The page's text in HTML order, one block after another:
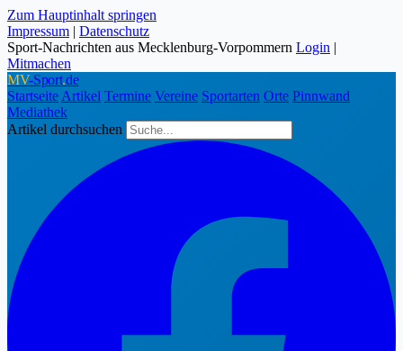
Zum Hauptinhalt springen
Impressum | Datenschutz
Sport-Nachrichten aus Mecklenburg-Vorpommern Login |
Mitmachen
MV-Sport.de
Startseite Artikel Termine Vereine Sportarten Orte Pinnwand
Mediathek
Artikel durchsuchen